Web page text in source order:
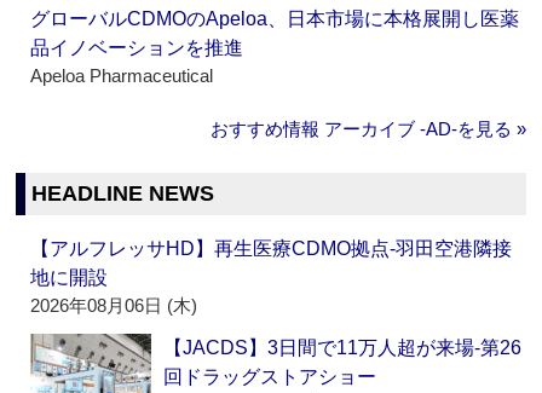
グローバルCDMOのApeloa、日本市場に本格展開し医薬
品イノベーションを推進
Apeloa Pharmaceutical
おすすめ情報 アーカイブ ‐AD‐を見る »
HEADLINE NEWS
【アルフレッサHD】再生医療CDMO拠点‐羽田空港隣接
地に開設
2026年08月06日 (木)
【JACDS】3日間で11万人超が来場‐第26
回ドラッグストアショー